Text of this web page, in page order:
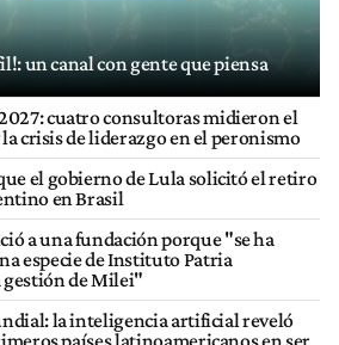
un canal con gente que piensa
cuatro consultoras midieron el
crisis de liderazgo en el peronismo
el gobierno de Lula solicitó el retiro
en Brasil
a una fundación porque "se ha
especie de Instituto Patria
de Milei"
la inteligencia artificial reveló
países latinoamericanos en ser